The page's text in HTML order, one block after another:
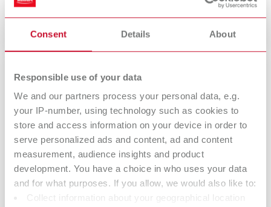
Consent Details About
Responsible use of your data
We and our partners process your personal data, e.g.
your IP-number, using technology such as cookies to
store and access information on your device in order to
serve personalized ads and content, ad and content
measurement, audience insights and product
development. You have a choice in who uses your data
and for what purposes. If you allow, we would also like to:
Collect information about your geographical location
certifiantes.
Échanges ou retours pour